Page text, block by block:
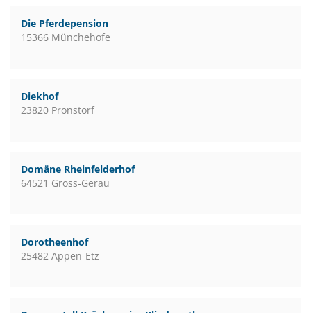
Die Pferdepension
15366 Münchehofe
Diekhof
23820 Pronstorf
Domäne Rheinfelderhof
64521 Gross-Gerau
Dorotheenhof
25482 Appen-Etz